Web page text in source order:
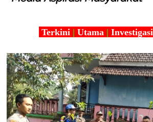
Terkini | Utama | Investigasi